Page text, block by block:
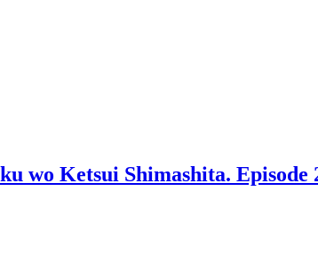
wo Ketsui Shimashita. Episode